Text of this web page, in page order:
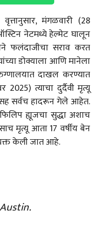
मंगळवारी (28
नेटमध्ये हेल्मेट घालून
फलंदाजीचा सराव करत
डोक्याला आणि मानेला
दाखल करण्यात
त्याचा दुर्दैवी मृत्यू
सर्वच हादरून गेले आहेत.
ह्यूजचा सुद्धा अशाच
मृत्यू आता 17 वर्षीय बेन
केली जात आहे.